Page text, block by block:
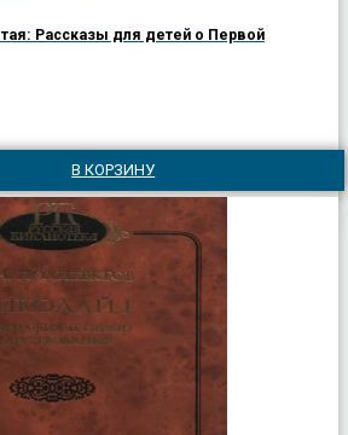
Рассказы для детей о Первой
В КОРЗИНУ